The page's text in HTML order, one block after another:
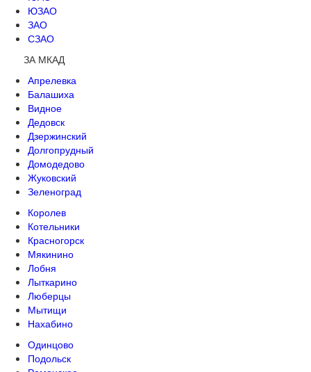
ЮЗАО
ЗАО
СЗАО
ЗА МКАД
Апрелевка
Балашиха
Видное
Дедовск
Дзержинский
Долгопрудный
Домодедово
Жуковский
Зеленоград
Королев
Котельники
Красногорск
Мякинино
Лобня
Лыткарино
Люберцы
Мытищи
Нахабино
Одинцово
Подольск